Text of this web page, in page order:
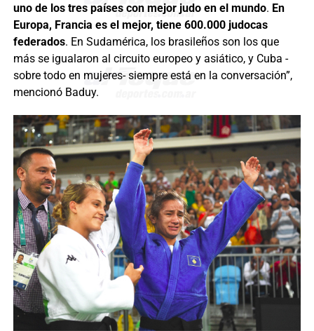
uno de los tres países con mejor judo en el mundo. En
Europa, Francia es el mejor, tiene 600.000 judocas
federados. En Sudamérica, los brasileños son los que
más se igualaron al circuito europeo y asiático, y Cuba -
sobre todo en mujeres- siempre está en la conversación”,
mencionó Baduy.